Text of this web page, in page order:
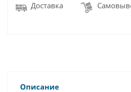
Доставка
Описание